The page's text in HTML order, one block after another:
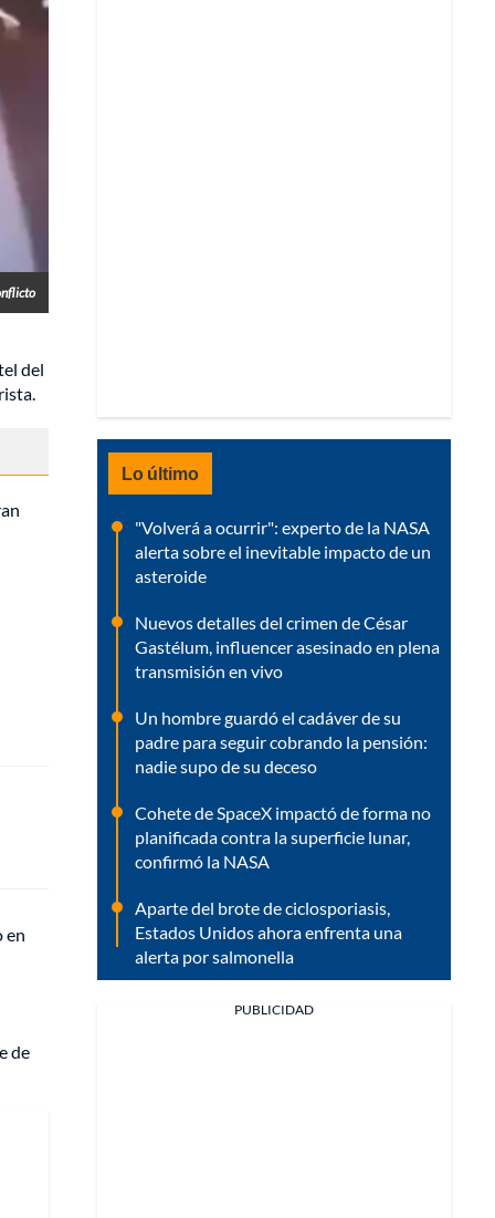
del
en
de
Lo último
"Volverá a ocurrir": experto de la NASA
alerta sobre el inevitable impacto de un
asteroide
Nuevos detalles del crimen de César
Gastélum, influencer asesinado en plena
transmisión en vivo
Un hombre guardó el cadáver de su
padre para seguir cobrando la pensión:
nadie supo de su deceso
Cohete de SpaceX impactó de forma no
planificada contra la superficie lunar,
confirmó la NASA
Aparte del brote de ciclosporiasis,
Estados Unidos ahora enfrenta una
alerta por salmonella
PUBLICIDAD